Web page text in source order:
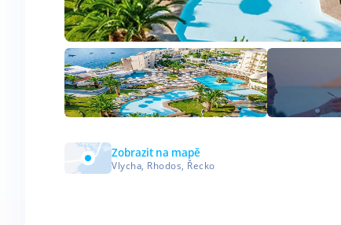
Zobrazit na mapě
Vlycha, Rhodos, Řecko